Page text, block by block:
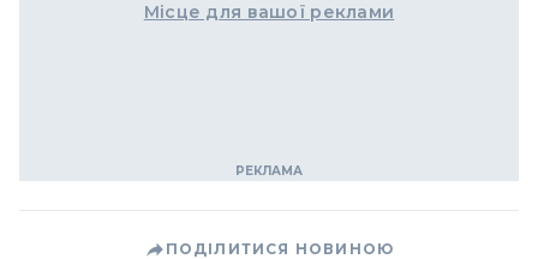
Місце для вашої реклами
ПОДІЛИТИСЯ НОВИНОЮ